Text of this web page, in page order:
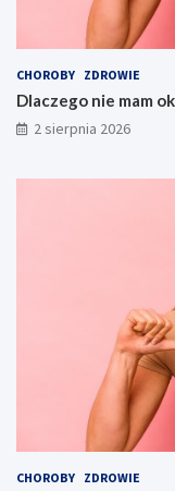
CHOROBY ZDROWIE
Dlaczego nie mam
2 sierpnia 2026
CHOROBY ZDROWIE